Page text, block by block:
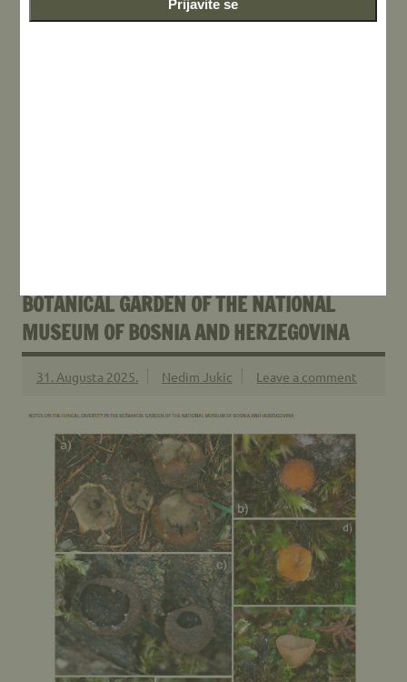
BOTANICAL GARDEN OF THE NATIONAL
MUSEUM OF BOSNIA AND HERZEGOVINA
31. Augusta 2025. Nedim Jukic Leave a comment
Prijavite se